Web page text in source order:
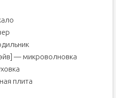
— микроволновка
плита